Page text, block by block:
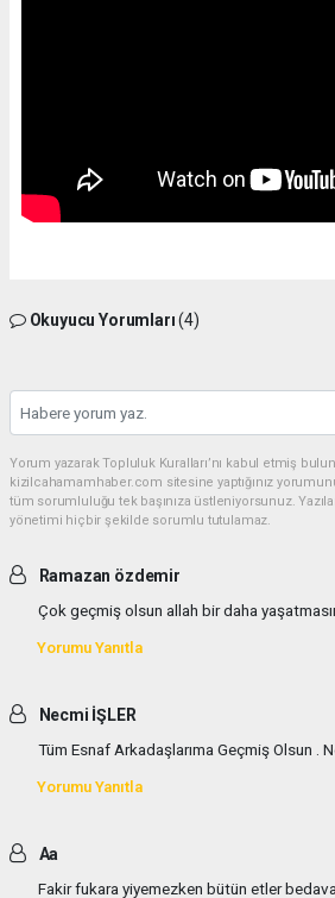
Okuyucu Yorumları(4)
Yorum yazarak Topluluk Kuralları’nı kabul etmiş
kizilcahamamhaber.com sitesine yaptığınız
tüm sorumluluğu tek başınıza üstleniyorsunuz.
yönetimi hiçbir şekilde sorumlu tutulamaz.
Ramazan özdemir
Çok geçmiş olsun allah bir daha
Yorumu Yanıtla
Necmi İŞLER
Tüm Esnaf Arkadaşlarıma Geçmiş Olsun .
Yorumu Yanıtla
Aa
Fakir fukara yiyemezken bütün etler